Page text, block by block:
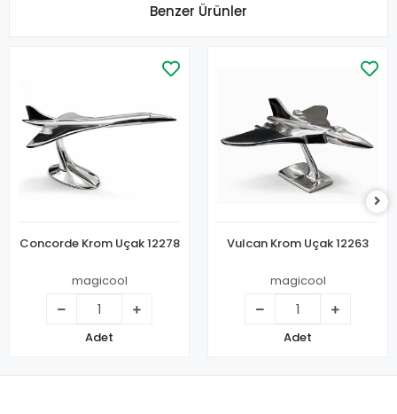
Benzer Ürünler
Concorde Krom Uçak 12278
magicool
Adet
Vulcan Krom Uçak 12263
magicool
Adet